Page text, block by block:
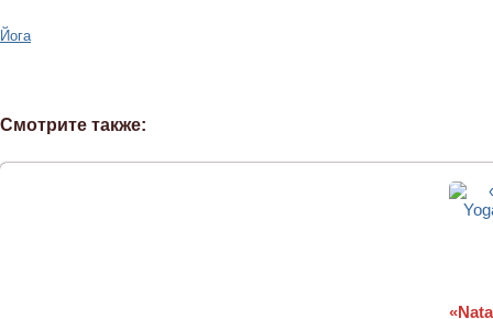
Йога
Смотрите также: